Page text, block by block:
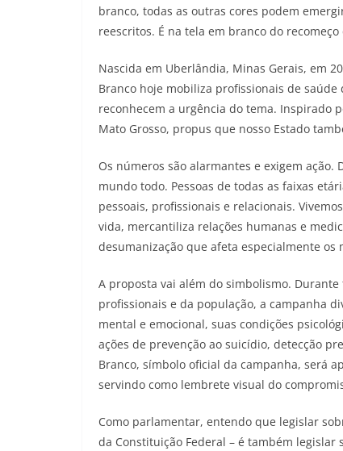
branco, todas as outras cores podem
reescritos. É na tela em branco do
Nascida em Uberlândia, Minas Gerais, em
Branco hoje mobiliza profissionais de
reconhecem a urgência do tema. Inspirado
Mato Grosso, propus que nosso Estado
Os números são alarmantes e exigem
mundo todo. Pessoas de todas as faixas
pessoais, profissionais e relacionais.
vida, mercantiliza relações humanas e
desumanização que afeta especialmente os
A proposta vai além do simbolismo.
profissionais e da população, a campanha
mental e emocional, suas condições
ações de prevenção ao suicídio, detecção
Branco, símbolo oficial da campanha, será
servindo como lembrete visual do
Como parlamentar, entendo que legislar
da Constituição Federal – é também